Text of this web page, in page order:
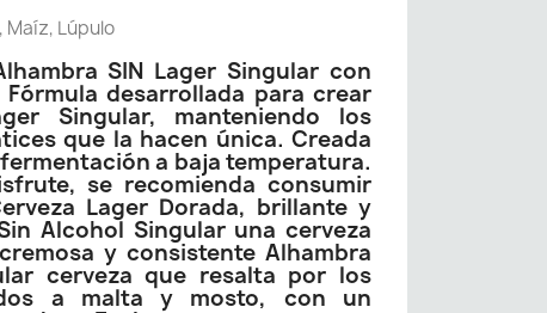
Maíz, Lúpulo
SIN Lager Singular con
desarrollada para crear
Singular, manteniendo los
que la hacen única. Creada
a baja temperatura.
se recomienda consumir
Lager Dorada, brillante y
Alcohol Singular una cerveza
y consistente Alhambra
cerveza que resalta por los
a malta y mosto, con un